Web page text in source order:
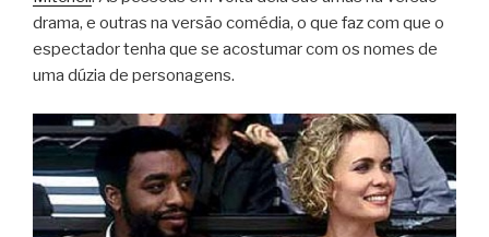
drama, e outras na versão comédia, o que faz com que o
espectador tenha que se acostumar com os nomes de
uma dúzia de personagens.